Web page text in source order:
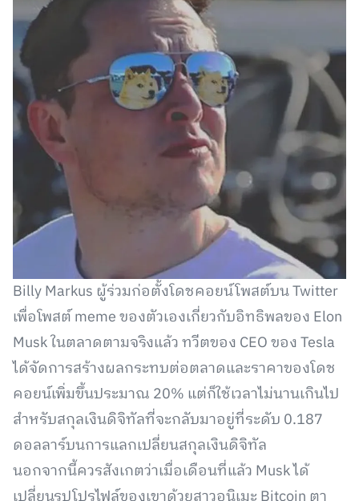
Billy Markus ผู้ร่วมก่อตั้งโดชคอยน์โพสต์บน Twitter
เพื่อโพสต์ meme ของตัวเองเกี่ยวกับอิทธิพลของ Elon
Musk ในตลาดตามจริงแล้ว ทวีตของ CEO ของ Tesla
ได้จัดการสร้างผลกระทบต่อตลาดและราคาของโดช
คอยน์เพิ่มขึ้นประมาณ 20% แต่ก็ใช้เวลาไม่นานเกินไป
สำหรับสกุลเงินดิจิทัลที่จะกลับมาอยู่ที่ระดับ 0.187
ดอลลาร์บนการแลกเปลี่ยนสกุลเงินดิจิทัล
นอกจากนี้ควรสังเกตว่าเมื่อเดือนที่แล้ว Musk ได้